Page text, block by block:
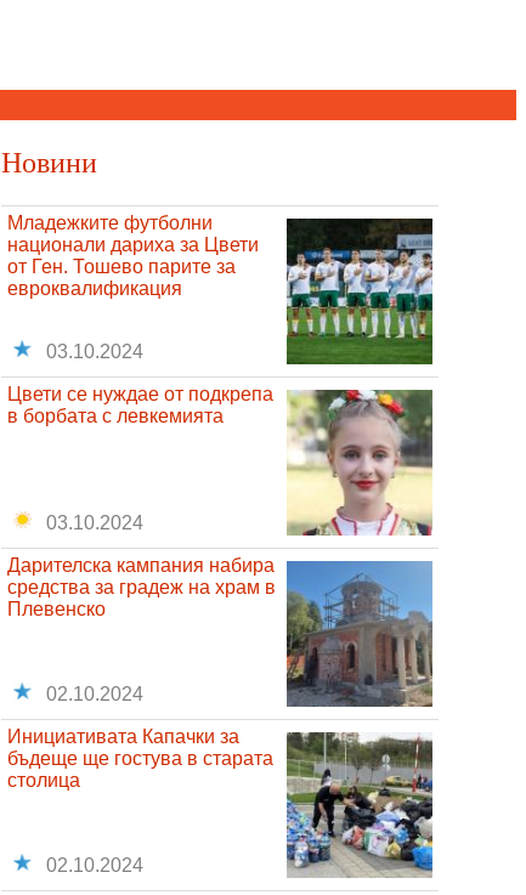
Новини
Младежките футболни
национали дариха за Цвети
от Ген. Тошево парите за
евроквалификация
03.10.2024
Цвети се нуждае от подкрепа
в борбата с левкемията
03.10.2024
Дарителска кампания набира
средства за градеж на храм в
Плевенско
02.10.2024
Инициативата Капачки за
бъдеще ще гостува в старата
столица
02.10.2024